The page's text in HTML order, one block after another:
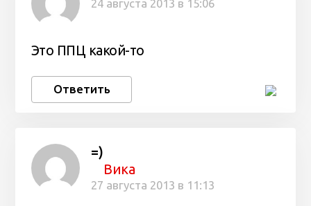
24 августа 2013 в 15:06
Это ППЦ какой-то
Ответить
=)
Вика
27 августа 2013 в 11:13